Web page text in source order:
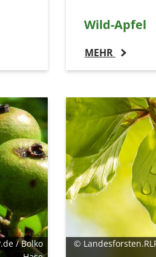
Wild-Apfel
MEHR
/ Bolko
©